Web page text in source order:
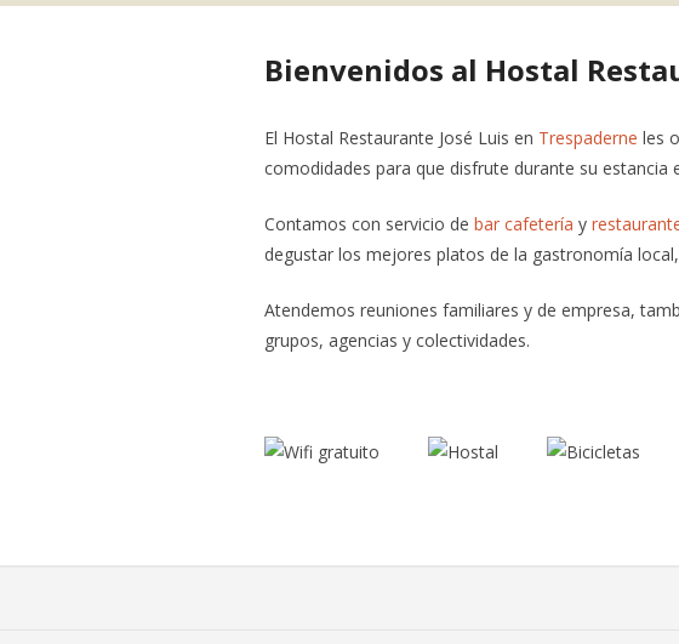
Bienvenidos al Hostal
El Hostal Restaurante José Luis en Trespaderne les
comodidades para que disfrute durante su estancia
Contamos con servicio de bar cafetería y
degustar los mejores platos de la gastronomía
Atendemos reuniones familiares y de empresa,
grupos, agencias y colectividades.